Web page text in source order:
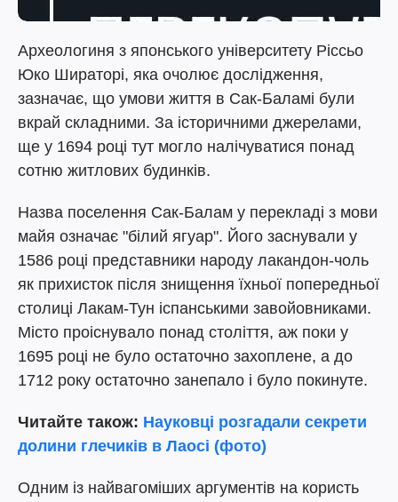
Археологиня з японського університету Ріссьо
Юко Шираторі, яка очолює дослідження,
зазначає, що умови життя в Сак-Баламі були
вкрай складними. За історичними джерелами,
ще у 1694 році тут могло налічуватися понад
сотню житлових будинків.
Назва поселення Сак-Балам у перекладі з мови
майя означає "білий ягуар". Його заснували у
1586 році представники народу лакандон-чоль
як прихисток після знищення їхньої попередньої
столиці Лакам-Тун іспанськими завойовниками.
Місто проіснувало понад століття, аж поки у
1695 році не було остаточно захоплене, а до
1712 року остаточно занепало і було покинуте.
Читайте також: Науковці розгадали секрети
долини глечиків в Лаосі (фото)
Одним із найвагоміших аргументів на користь